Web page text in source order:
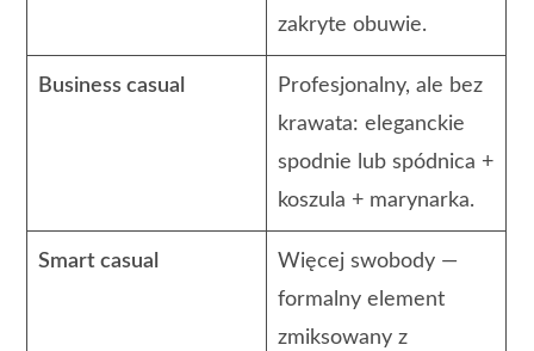
zakryte obuwie.
Business casual
Profesjonalny, ale bez
krawata: eleganckie
spodnie lub spódnica +
koszula + marynarka.
Smart casual
Więcej swobody —
formalny element
zmiksowany z